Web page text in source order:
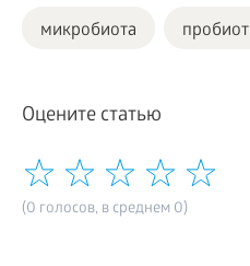
микробиота
Оцените статью
(0 голосов, в среднем 0)